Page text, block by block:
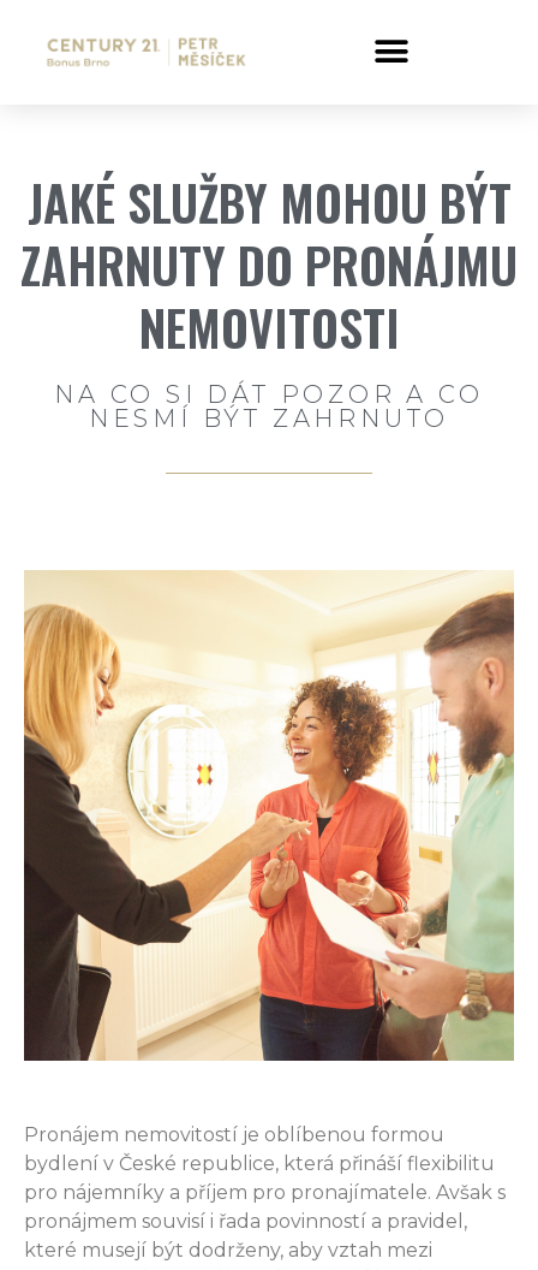
JAKÉ SLUŽBY MOHOU BÝT
ZAHRNUTY DO PRONÁJMU
NEMOVITOSTI
NA CO SI DÁT POZOR A CO
NESMÍ BÝT ZAHRNUTO
Pronájem nemovitostí je oblíbenou formou
bydlení v České republice, která přináší flexibilitu
pro nájemníky a příjem pro pronajímatele. Avšak s
pronájmem souvisí i řada povinností a pravidel,
které musejí být dodrženy, aby vztah mezi